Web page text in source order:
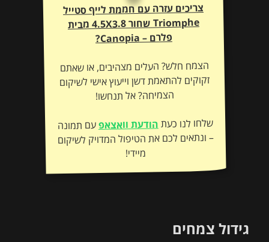
צריכים עזרה עם חממת לייף סטייל
Triomphe שחור 4.5X3.8 מבית
פלרם – Canopia?
הצמח חלש? העלים מצהיבים, או שאתם
זקוקים להתאמת דשן וייעוץ אישי לשיקום
הצמיחה? אל תנחשו!
שלחו לנו כעתהודעת וואצאפעם תמונה
– ונתאים לכם את הטיפול המדויק לשיקום
מיידי!
גידול צמחים